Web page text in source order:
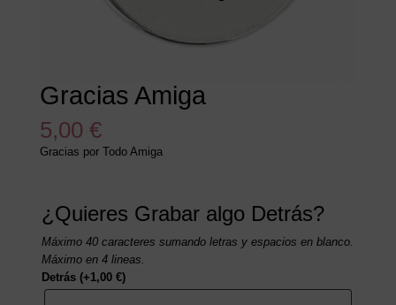
Gracias Amiga
5,00 €
Gracias por Todo Amiga
¿Quieres Grabar algo Detrás?
Máximo 40 caracteres sumando letras y espacios en blanco.
Máximo en 4 lineas.
Detrás (+1,00 €)